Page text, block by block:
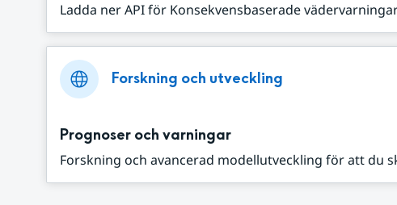
Ladda ner API för Konsekvensbaserade
Forskning och utveckling
Prognoser och varningar
Forskning och avancerad modellutveckling för att du